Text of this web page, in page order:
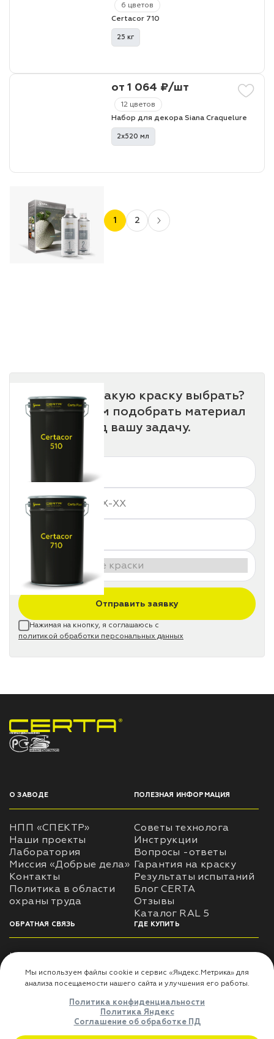
6 цветов
Certacor 710
25 кг
12 цветов
от 1 064 ₽/шт
Набор для декора Siana Craquelure
2х520 мл
1 2
Не знаете, какую краску выбрать?
Мы поможем подобрать материал
под вашу задачу.
Отправить заявку
Нажимая на кнопку, я соглашаюсь с
политикой обработки персональных данных
НПП «СПЕКТР» ЗАВОД ЛАКОКРАСОЧНЫХ МАТЕРИАЛОВ
О ЗАВОДЕ
НПП «СПЕКТР»
Наши проекты
Лаборатория
Миссия «Добрые дела»
Контакты
Политика в области
ПОЛЕЗНАЯ ИНФОРМАЦИЯ
Советы технолога
Инструкции
Вопросы -ответы
Гарантия на краску
Результаты испытаний
Блог CERTA
Отзывы
Каталог RAL 5
ОБРАТНАЯ СВЯЗЬ
Использование
Политика
данных
ГДЕ КУПИТЬ
Оплата
Где купить